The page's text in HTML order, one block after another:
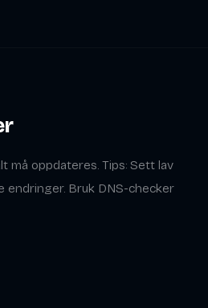
må oppdateres. Tips: Sett lav
endringer. Bruk DNS-checker